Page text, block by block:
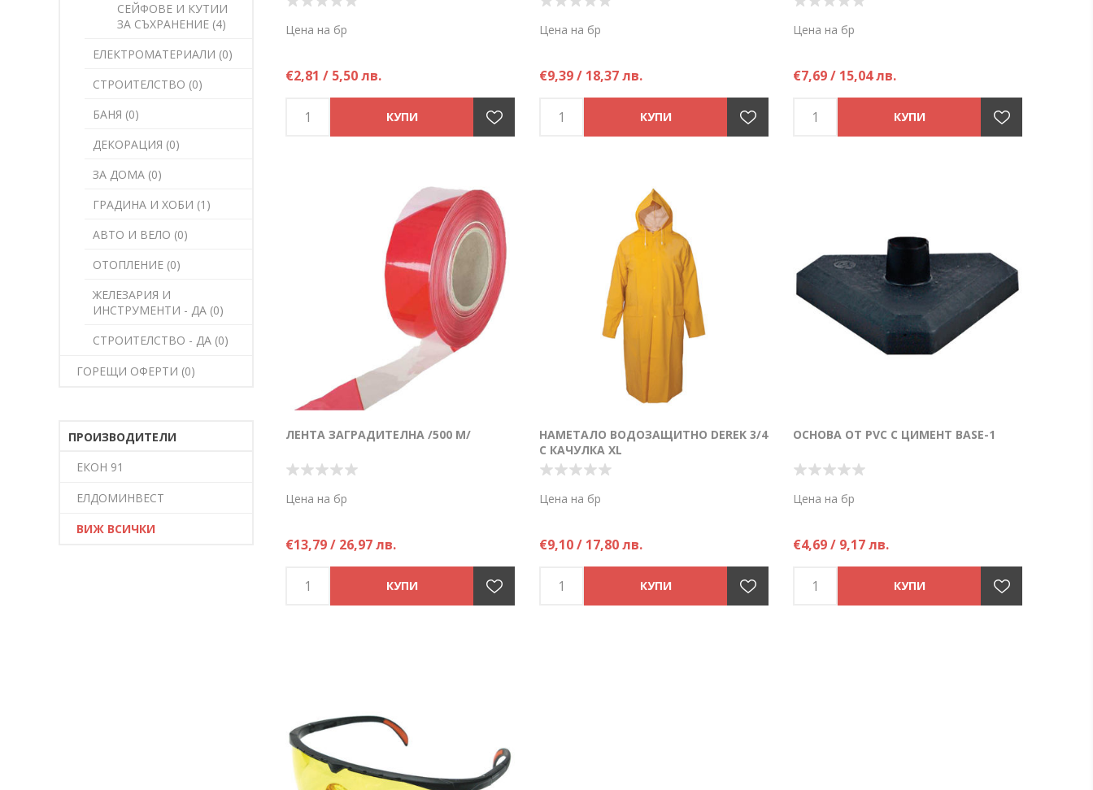
Цена на бр
€2,81 / 5,50 лв.
Цена на бр
€9,39 / 18,37 лв.
Цена на бр
€7,69 / 15,04 лв.
ЛЕНТА ЗАГРАДИТЕЛНА /500 М/
Цена на бр
€13,79 / 26,97 лв.
НАМЕТАЛО ВОДОЗАЩИТНО DEREK 3/4
С КАЧУЛКА XL
Цена на бр
€9,10 / 17,80 лв.
ОСНОВА ОТ PVC С ЦИМЕНТ BASE-1
Цена на бр
€4,69 / 9,17 лв.
СЕЙФОВЕ И КУТИИ
ЗА СЪХРАНЕНИЕ (4)
ЕЛЕКТРОМАТЕРИАЛИ (0)
СТРОИТЕЛСТВО (0)
БАНЯ (0)
ДЕКОРАЦИЯ (0)
ЗА ДОМА (0)
ГРАДИНА И ХОБИ (1)
АВТО И ВЕЛО (0)
ОТОПЛЕНИЕ (0)
ЖЕЛЕЗАРИЯ И
ИНСТРУМЕНТИ - ДА (0)
СТРОИТЕЛСТВО - ДА (0)
ГОРЕЩИ ОФЕРТИ (0)
ПРОИЗВОДИТЕЛИ
ЕКОН 91
ЕЛДОМИНВЕСТ
ВИЖ ВСИЧКИ